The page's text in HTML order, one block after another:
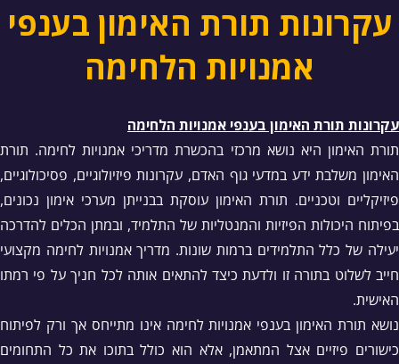
עקרונות תורת האימון בענפי
אמנויות הלחימה
עקרונות תורת האימון בענפי אמנויות הלחימה
תורת האימון היא נושא מרכזי בהכשרת מדריכי אמנויות לחימה. תורת
האימון משלבת ידע במדעי גוף האדם, עקרונות פיזיולוגיים, פסיכולוגיים,
פיזיקליים וטכניים. תורת האימון עוסקת בבנייתן מערכי אימון נכונים,
בפיתוח היכולות הפיזיות והמנטליות של התלמיד, ובמתן הכלים להדרכה
יעילה של כלל התלמידים ברמות שונות. מדריך אמנויות לחימה מקצועי
חייב לשלוט בתורה זו ולדעת כיצד להתאים אותה לכל חניך על פי רמתו
האישית.
נושא תורת האימון בענפי אמנויות לחימה אינו מתייחס אך ורק לפיתוח
כישורים פיזיים אצל המתאמן, אלא הוא כולל בתוכו את כל התחומים